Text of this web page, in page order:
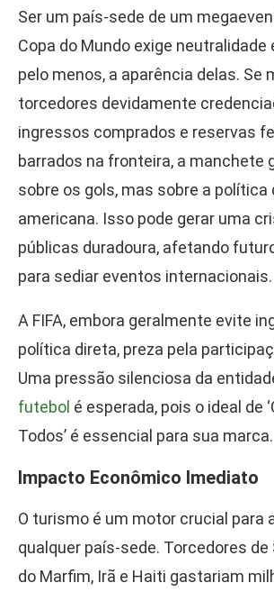
Ser um país-sede de um
Copa do Mundo exige neutralidade
pelo menos, a aparência delas. Se
torcedores devidamente
ingressos comprados e reservas
barrados na fronteira, a manchete
sobre os gols, mas sobre a política
americana. Isso pode gerar uma
públicas duradoura, afetando
para sediar eventos internacionais.
A FIFA, embora geralmente evite
política direta, preza pela
Uma pressão silenciosa da
futebol é esperada, pois o ideal de
Todos’ é essencial para sua marca.
Impacto Econômico Imediato
O turismo é um motor crucial para
qualquer país-sede. Torcedores de
do Marfim, Irã e Haiti gastariam